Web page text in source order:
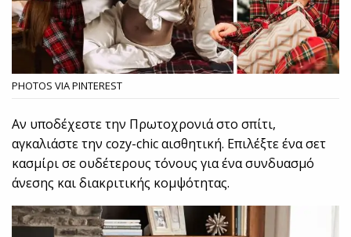
PHOTOS VIA PINTEREST
Αν υποδέχεστε την Πρωτοχρονιά στο σπίτι,
αγκαλιάστε την cozy-chic αισθητική. Επιλέξτε ένα σετ
κασμίρι σε ουδέτερους τόνους για ένα συνδυασμό
άνεσης και διακριτικής κομψότητας.